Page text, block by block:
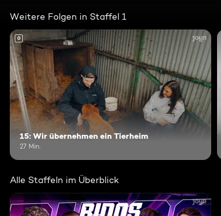
Weitere Folgen in Staffel 1
0
15: Wir übernehmen ein Tierheim
27 Min.
Alle Staffeln im Überblick